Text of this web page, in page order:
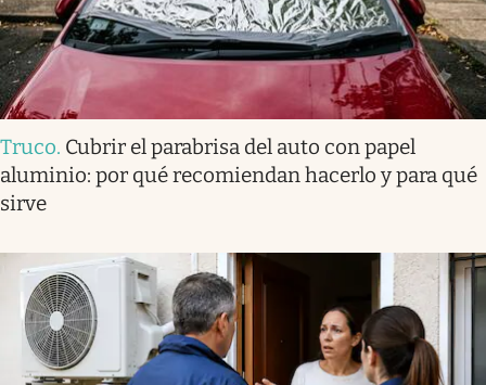
Truco. Cubrir el parabrisa del auto con papel
aluminio: por qué recomiendan hacerlo y para qué
sirve